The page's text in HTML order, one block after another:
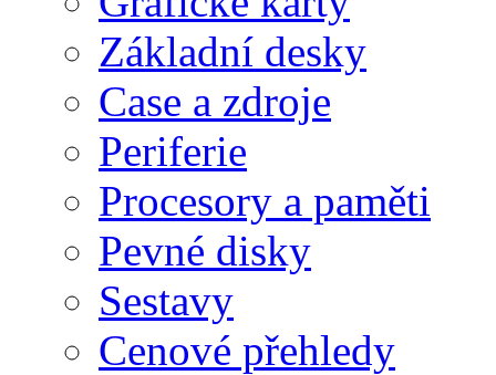
Základní desky
Case a zdroje
Periferie
Procesory a paměti
Pevné disky
Sestavy
Cenové přehledy